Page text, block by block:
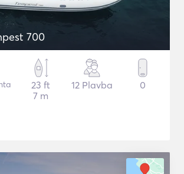
700
23 ft
7 m
12 Plavba 0